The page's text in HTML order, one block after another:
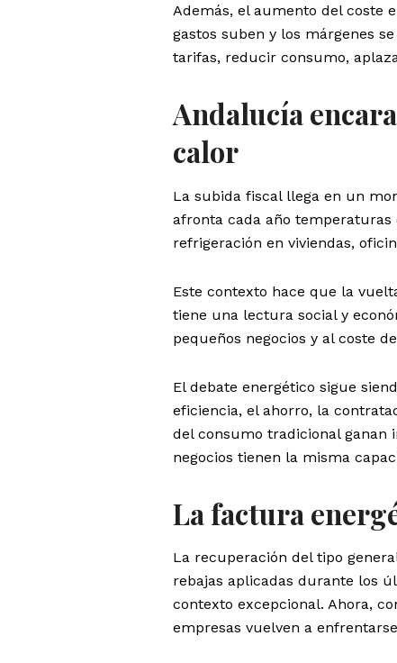
Además, el aumento del coste
gastos suben y los márgenes
tarifas, reducir consumo,
Andalucía
calor
La subida fiscal llega en un
afronta cada año temperaturas
refrigeración en viviendas,
Este contexto hace que la
tiene una lectura social y
pequeños negocios y al coste
El debate energético sigue
eficiencia, el ahorro, la
del consumo tradicional ganan
negocios tienen la misma
La factura
La recuperación del tipo
rebajas aplicadas durante los
contexto excepcional. Ahora,
empresas vuelven a